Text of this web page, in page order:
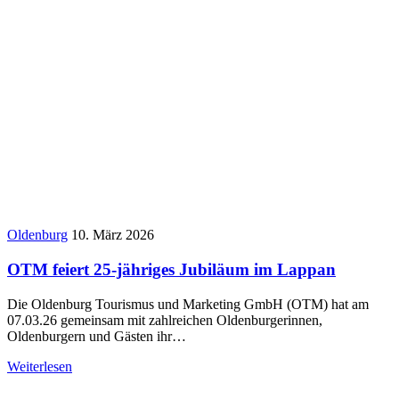
Oldenburg 10. März 2026
OTM feiert 25-jähriges Jubiläum im Lappan
Die Oldenburg Tourismus und Marketing GmbH (OTM) hat am
07.03.26 gemeinsam mit zahlreichen Oldenburgerinnen,
Oldenburgern und Gästen ihr…
Weiterlesen